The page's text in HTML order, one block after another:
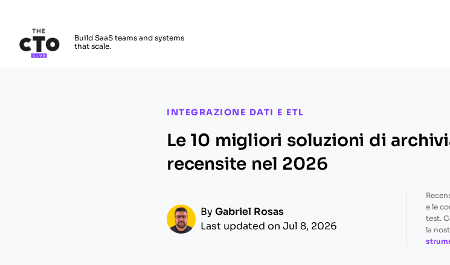
Build SaaS teams and systems
that scale.
INTEGRAZIONE DATI E ETL
Le 10 migliori soluzioni di
recensite nel 2026
By Gabriel Rosas
Last updated on Jul 8, 2026
e le
test.
la